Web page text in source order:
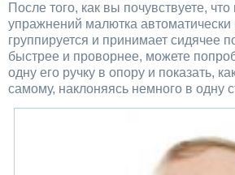
После того, как вы почувствуете,
упражнений малютка автоматически
группируется и принимает сидячее
быстрее и проворнее, можете
одну его ручку в опору и показать,
самому, наклоняясь немного в одну